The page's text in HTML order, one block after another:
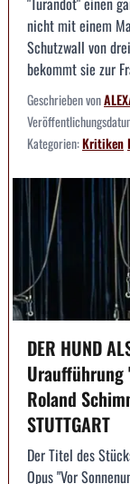
nicht mit einem
Schutzwall von
bekommt sie zur
Geschrieben von
Kategorien:Kritiken
DER HUND
Uraufführung
Roland
STUTTGART
Der Titel des
Opus "Vor